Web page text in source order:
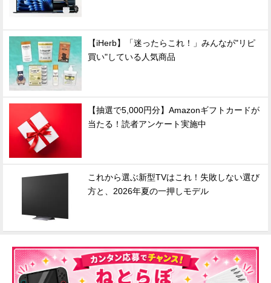
【iHerb】「迷ったらこれ！」みんなが"リピ
買い"している人気商品
【抽選で5,000円分】Amazonギフトカードが
当たる！読者アンケート実施中
これから選ぶ新型TVはこれ！失敗しない選び
方と、2026年夏の一押しモデル